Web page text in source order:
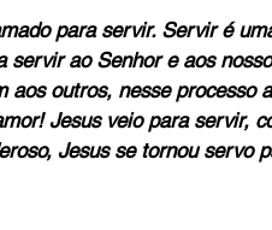
para servir. Servir é
servir ao Senhor e aos
aos outros, nesse processo
Jesus veio para servir,
Jesus se tornou servo